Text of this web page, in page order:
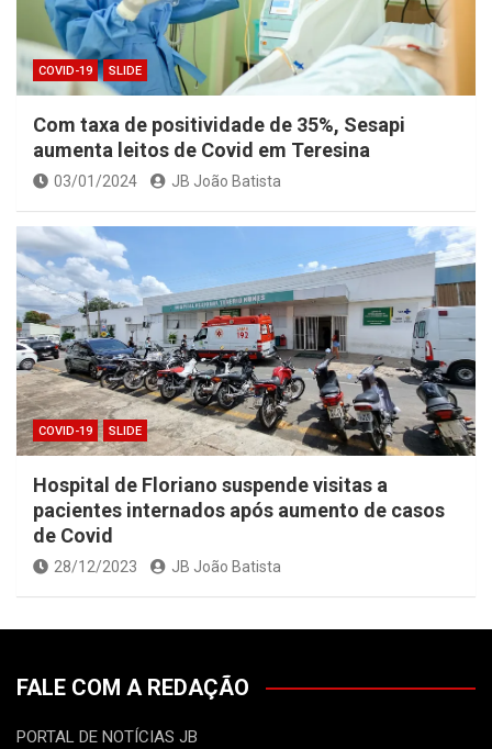
COVID-19 SLIDE
Com taxa de positividade de 35%, Sesapi
aumenta leitos de Covid em Teresina
03/01/2024 JB João Batista
COVID-19 SLIDE
Hospital de Floriano suspende visitas a
pacientes internados após aumento de casos
de Covid
28/12/2023 JB João Batista
FALE COM A REDAÇÃO
PORTAL DE NOTÍCIAS JB